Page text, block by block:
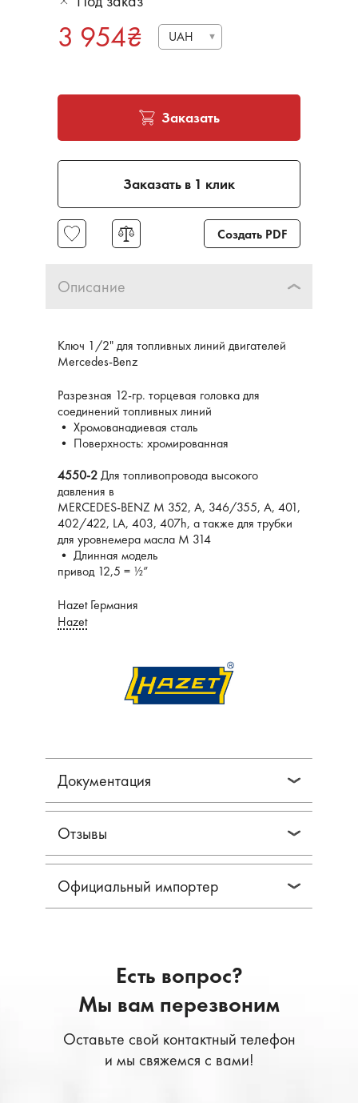
3 954₴ UAH
Заказать
Заказать в 1 клик
Создать PDF
Описание
Ключ 1/2" для топливных линий двигателей
Mercedes-Benz
Разрезная 12-гр. торцевая головка для
соединений топливных линий
• Хромованадиевая сталь
• Поверхность: хромированная
4550-2Для топливопровода высокого
давления в
MERCEDES-BENZ M 352, A, 346/355, A, 401,
402/422, LA, 403, 407h, а также для трубки
для уровнемера масла M 314
• Длинная модель
привод 12,5 = 1⁄2”
Hazet Германия
Hazet
Документация
Отзывы
Официальный импортер
Есть вопрос?
Мы вам перезвоним
Оставьте свой контактный телефон
и мы свяжемся с вами!